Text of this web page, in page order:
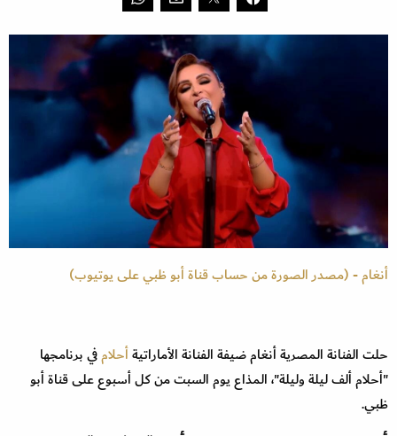
أنغام - (مصدر الصورة من حساب قناة أبو ظبي على يوتيوب)
حلت الفنانة المصرية أنغام ضيفة الفنانة الأماراتيةأحلامفي برنامجها
"أحلام ألف ليلة وليلة"، المذاع يوم السبت من كل أسبوع على قناة أبو
ظبي.